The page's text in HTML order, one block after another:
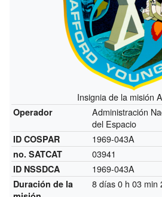
Insignia de la misión
Operador
Administración
del Espacio
ID COSPAR 1969-043A
no. SATCAT 03941
ID NSSDCA 1969-043A
Duración de la
8 días 0 h 03 min